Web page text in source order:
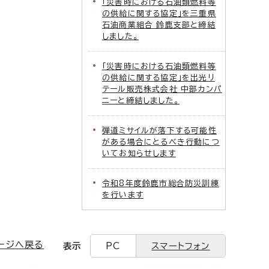
「災害時における石油類燃料等
の供給に関する協定」を三重県
石油商業組合 鈴鹿支部と締結
しました。
「災害時における石油類燃料等
の供給に関する協定」を出光リ
テール販売株式会社 中部カンパ
ニーと締結しました。
弾道ミサイルが落下する可能性
がある場合にとるべき行動につ
いてお知らせします
令和8年度鈴鹿市総合防災訓練
を行います
ジへ戻る 表示 PC スマートフォン